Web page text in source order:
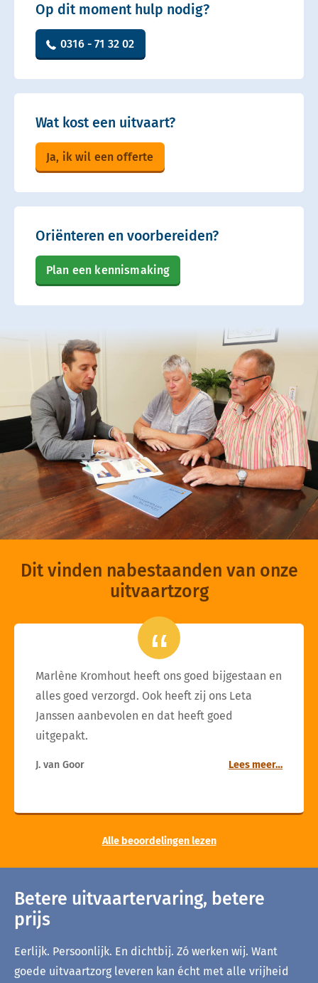
Op dit moment hulp nodig?
0316 - 71 32 02
Wat kost een uitvaart?
Ja, ik wil een offerte
Oriënteren en voorbereiden?
Plan een kennismaking
Dit vinden nabestaanden van onze
uitvaartzorg
Marlène Kromhout heeft ons goed bijgestaan en
alles goed verzorgd. Ook heeft zij ons Leta
Janssen aanbevolen en dat heeft goed
uitgepakt.
J. van Goor Lees meer…
Alle beoordelingen lezen
Betere uitvaartervaring, betere
prijs
Eerlijk. Persoonlijk. En dichtbij. Zó werken wij. Want
goede uitvaartzorg leveren kan écht met alle vrijheid